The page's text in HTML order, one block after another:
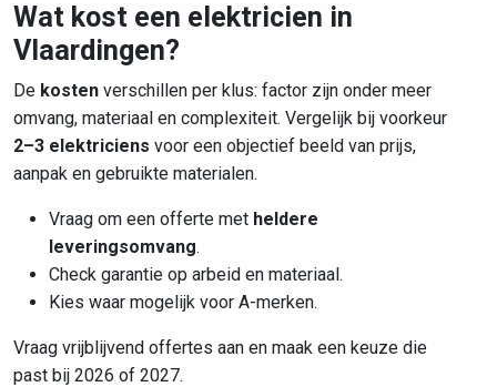
Wat kost een elektricien in
Vlaardingen?
De kosten verschillen per klus: factor zijn onder meer
omvang, materiaal en complexiteit. Vergelijk bij voorkeur
2–3 elektriciens voor een objectief beeld van prijs,
aanpak en gebruikte materialen.
Vraag om een offerte met heldere
leveringsomvang.
Check garantie op arbeid en materiaal.
Kies waar mogelijk voor A-merken.
Vraag vrijblijvend offertes aan en maak een keuze die
past bij 2026 of 2027.